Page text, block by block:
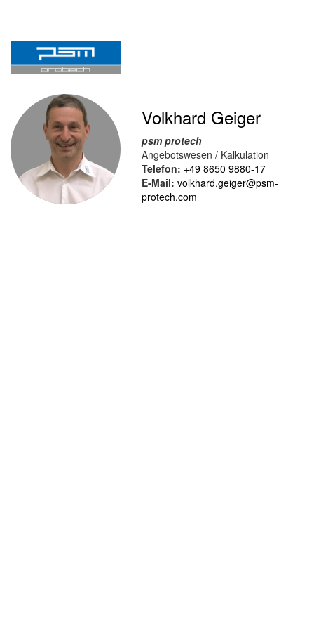
Volkhard Geiger
psm protech
Angebotswesen / Kalkulation
Telefon: +49 8650 9880-17
E-Mail: volkhard.geiger@psm-
protech.com